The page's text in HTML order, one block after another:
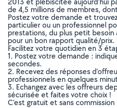
de 4,5 millions de membres,
Postez votre demande et
particulier ou un professionnel
prestations, du plus petit besoin
pour un bon rapport qualité/prix.
Facilitez votre quotidien en 3
1. Postez votre demande :
secondes.
2. Recevez des réponses
professionnels en quelques
3. Echangez avec les offreurs
sécurisée et faites votre choix !
C’est gratuit et sans commission